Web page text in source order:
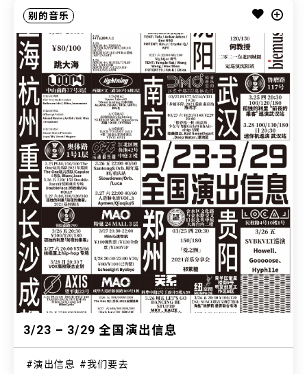
别的音乐
3/23 – 3/29 全国演出信息
演出信息 我们要去